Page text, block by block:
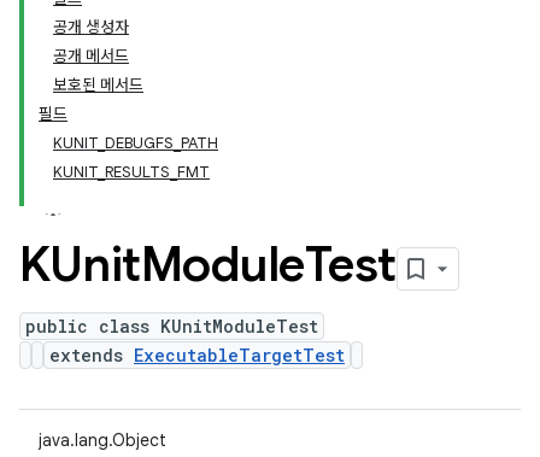
공개 생성자
공개 메서드
보호된 메서드
필드
KUNIT_DEBUGFS_PATH
KUNIT_RESULTS_FMT
KUnitModuleTest
public class KUnitModuleTest
extends ExecutableTargetTest
java.lang.Object